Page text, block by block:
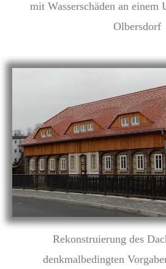
mit Wasserschäden an einem
Olbersdorf
Rekonstruierung des
denkmalbedingten